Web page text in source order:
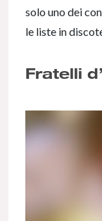
solo uno dei
le liste in
Fratelli